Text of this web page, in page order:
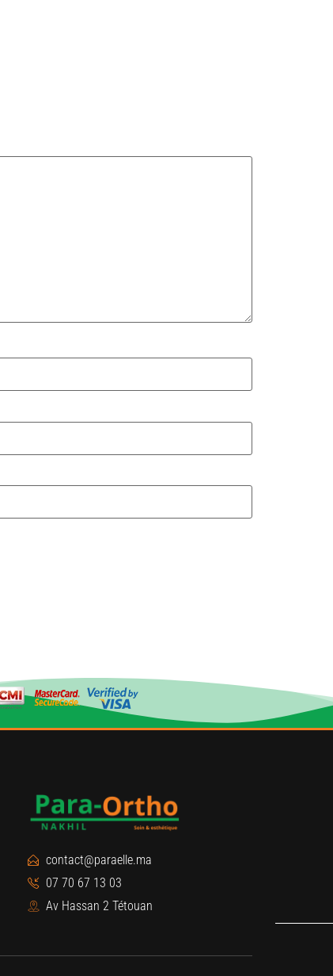
contact@paraelle.ma
07 70 67 13 03
Av Hassan 2 Tétouan